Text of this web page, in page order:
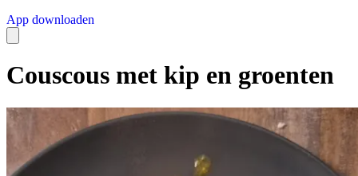
App downloaden
Couscous met kip en groenten